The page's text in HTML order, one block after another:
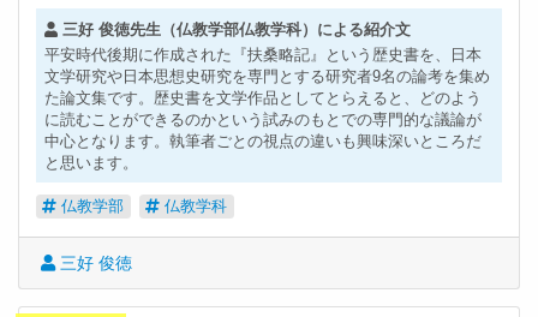
三好 俊徳先生（仏教学部仏教学科）による紹介文
平安時代後期に作成された『扶桑略記』という歴史書を、日本
文学研究や日本思想史研究を専門とする研究者9名の論考を集め
た論文集です。歴史書を文学作品としてとらえると、どのよう
に読むことができるのかという試みのもとでの専門的な議論が
中心となります。執筆者ごとの視点の違いも興味深いところだ
と思います。
仏教学部 仏教学科
三好 俊徳